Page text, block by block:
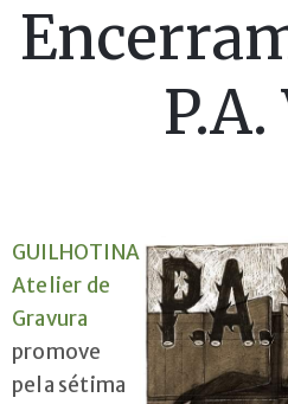
Oferta
Cursos
Livres
GUILHOTINA
Atelier de
Gravura
promove
pela sétima